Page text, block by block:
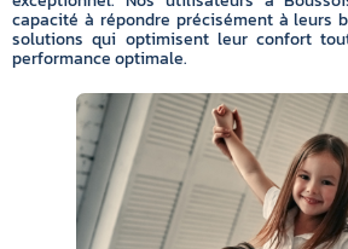
capacité à répondre précisément à leurs
solutions qui optimisent leur confort
performance optimale.